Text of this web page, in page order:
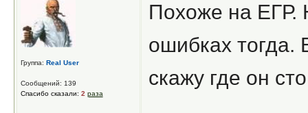
Группа: Real User
Сообщений: 139
Спасибо сказали: 2 раза
Похоже на ЕГР.
ошибках тогда.
скажу где он